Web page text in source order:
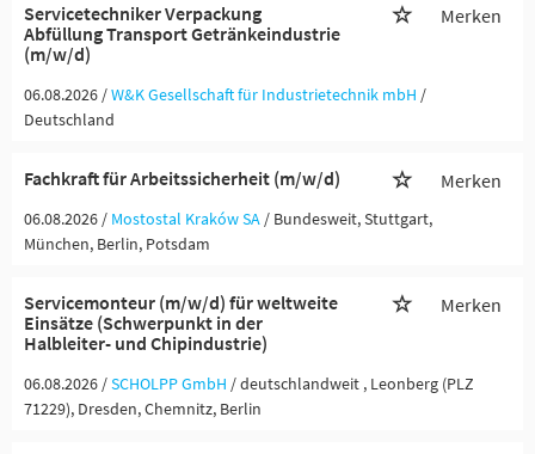
Servicetechniker Verpackung
Abfüllung Transport Getränkeindustrie
(m/w/d)
Merken
06.08.2026 /W&K Gesellschaft für Industrietechnik mbH /
Deutschland
Fachkraft für Arbeitssicherheit (m/w/d) Merken
06.08.2026 / Mostostal Kraków SA / Bundesweit, Stuttgart,
München, Berlin, Potsdam
Servicemonteur (m/w/d) für weltweite
Einsätze (Schwerpunkt in der
Halbleiter- und Chipindustrie)
Merken
06.08.2026 /SCHOLPP GmbH / deutschlandweit , Leonberg (PLZ
71229), Dresden, Chemnitz, Berlin